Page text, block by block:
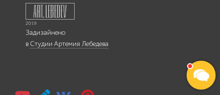
Задизайнено
в Студии Артемия Лебедева